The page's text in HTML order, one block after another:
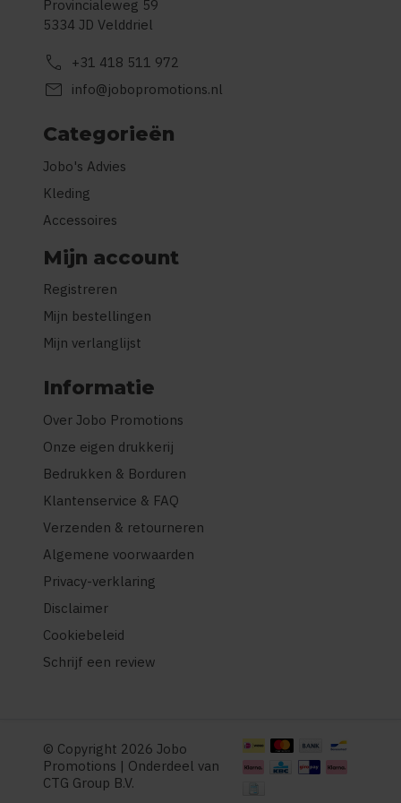
Provincialeweg 59
5334 JD Velddriel
call +31 418 511 972
mail info@jobopromotions.nl
Categorieën
Jobo's Advies
Kleding
Accessoires
Mijn account
Registreren
Mijn bestellingen
Mijn verlanglijst
Informatie
Over Jobo Promotions
Onze eigen drukkerij
Bedrukken & Borduren
Klantenservice & FAQ
Verzenden & retourneren
Algemene voorwaarden
Privacy-verklaring
Disclaimer
Cookiebeleid
Schrijf een review
© Copyright 2026 Jobo
Promotions | Onderdeel van
CTG Group B.V.